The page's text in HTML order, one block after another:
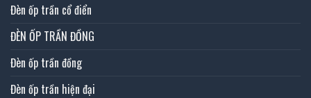
Đèn ốp trần cổ điển
ĐÈN ỐP TRẦN ĐỒNG
Đèn ốp trần đồng
Đèn ốp trần hiện đại